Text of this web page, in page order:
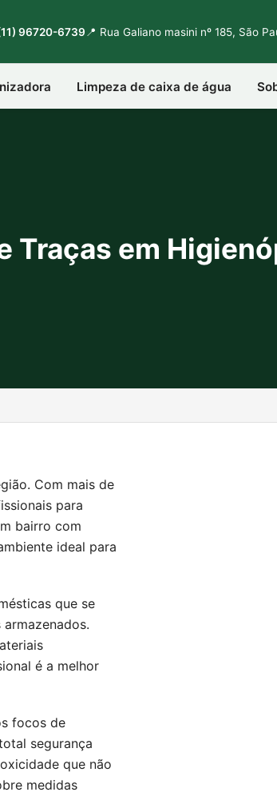
96720-6739 📍 Rua Galiano masini nº 185, São
Limpeza de caixa de água
Traças em
Com mais de
para
bairro com
ideal para
que se
é a melhor
focos de
segurança
que não
medidas